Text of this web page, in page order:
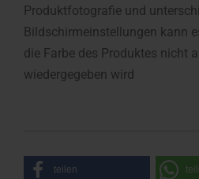
Produktfotografie und
Bildschirmeinstellungen kann
die Farbe des Produktes nicht
wiedergegeben wird
teilen